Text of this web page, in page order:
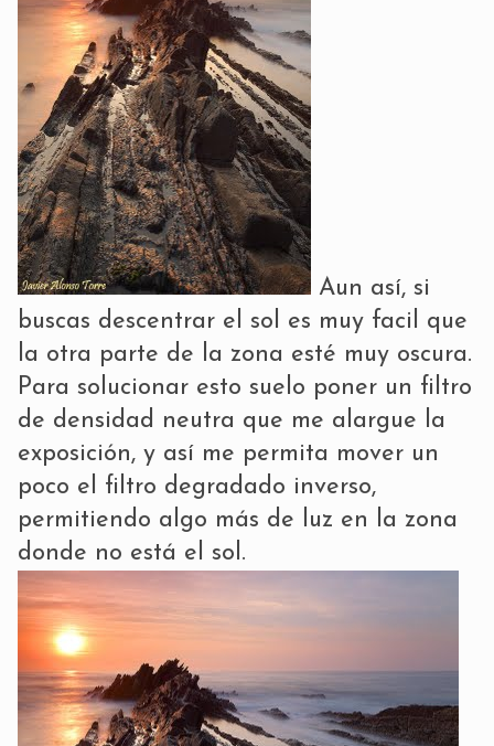
Aun así, si
buscas descentrar el sol es muy facil que
la otra parte de la zona esté muy oscura.
Para solucionar esto suelo poner un filtro
de densidad neutra que me alargue la
exposición, y así me permita mover un
poco el filtro degradado inverso,
permitiendo algo más de luz en la zona
donde no está el sol.